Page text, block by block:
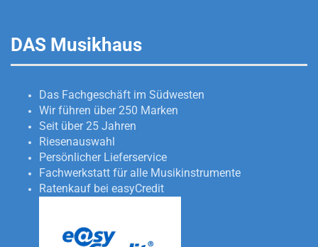
DAS Musikhaus
Das Fachgeschäft im Südwesten
Wir führen über 250 Marken
Seit über 25 Jahren
Riesenauswahl
Persönlicher Lieferservice
Fachwerkstatt für alle Musikinstrumente
Ratenkauf bei easyCredit